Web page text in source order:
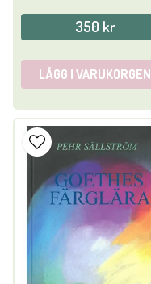
350 kr
LÄGG I VARUKORGEN